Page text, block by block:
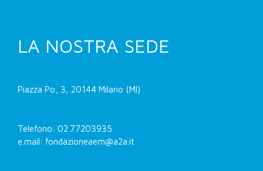
LA NOSTRA SEDE
Piazza Po, 3, 20144 Milano (MI)
Telefono: 02.77203935
e.mail: fondazioneaem@a2a.it